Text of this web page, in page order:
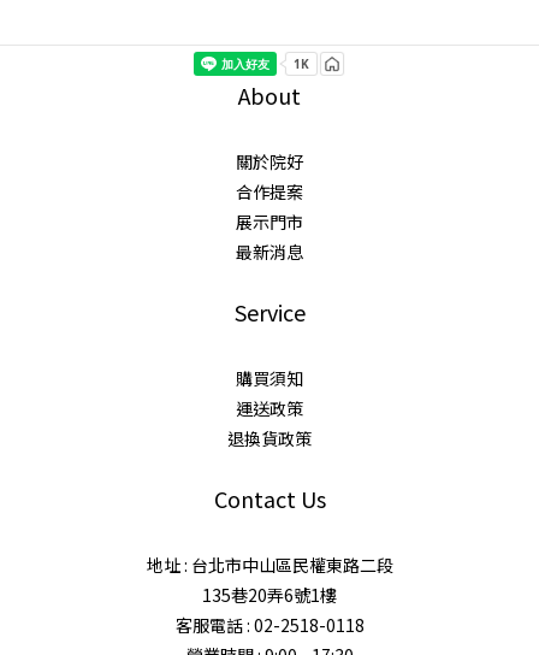
About
關於院好
合作提案
展示門市
最新消息
Service
購買須知
運送政策
退換貨政策
Contact Us
地址 : 台北市中山區民權東路二段
135巷20弄6號1樓
客服電話 : 02-2518-0118